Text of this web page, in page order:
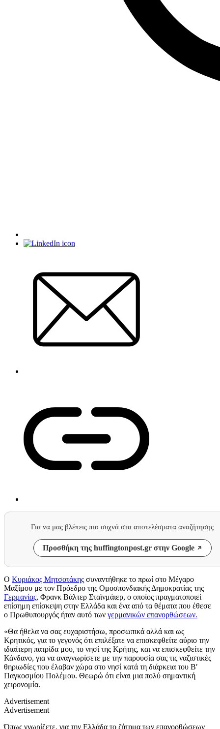
Για να μας βλέπεις πιο συχνά στα αποτελέσματα αναζήτησης
Προσθήκη της huffingtonpost.gr στην Google
Ο Κυριάκος Μητσοτάκης συναντήθηκε το πρωί στο Μέγαρο
Μαξίμου με τον Πρόεδρο της Ομοσπονδιακής Δημοκρατίας της
Γερμανίας, Φρανκ Βάλτερ Σταϊνμάιερ, ο οποίος πραγματοποιεί
επίσημη επίσκεψη στην Ελλάδα και ένα από τα θέματα που έθεσε
ο Πρωθυπουργός ήταν αυτό των γερμανικών επανορθώσεων.
«Θα ήθελα να σας ευχαριστήσω, προσωπικά αλλά και ως
Κρητικός, για το γεγονός ότι επιλέξατε να επισκεφθείτε αύριο την
ιδιαίτερη πατρίδα μου, το νησί της Κρήτης, και να επισκεφθείτε την
Κάνδανο, για να αναγνωρίσετε με την παρουσία σας τις ναζιστικές
θηριωδίες που έλαβαν χώρα στο νησί κατά τη διάρκεια του Β′
Παγκοσμίου Πολέμου. Θεωρώ ότι είναι μια πολύ σημαντική
χειρονομία.
Advertisement
Advertisement
Όπως γνωρίζετε, για την Ελλάδα το ζήτημα των επανορθώσεων